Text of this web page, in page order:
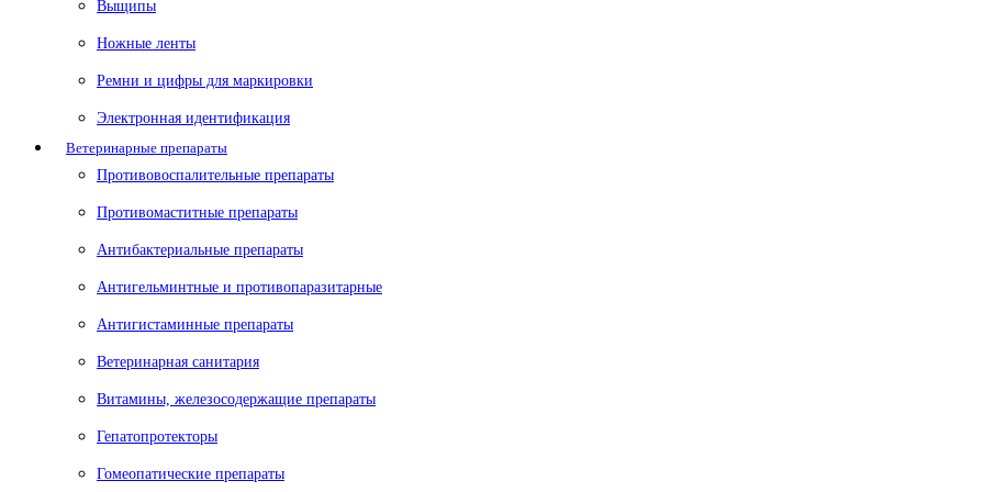
Выщипы
Ножные ленты
Ремни и цифры для маркировки
Электронная идентификация
Ветеринарные препараты
Противовоспалительные препараты
Противомаститные препараты
Антибактериальные препараты
Антигельминтные и противопаразитарные
Антигистаминные препараты
Ветеринарная санитария
Витамины, железосодержащие препараты
Гепатопротекторы
Гомеопатические препараты